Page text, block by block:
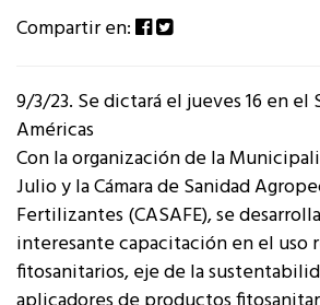
Compartir en:
9/3/23. Se dictará el jueves 16 en el
Américas
Con la organización de la
Julio y la Cámara de Sanidad
Fertilizantes (CASAFE), se
interesante capacitación en el uso
fitosanitarios, eje de la